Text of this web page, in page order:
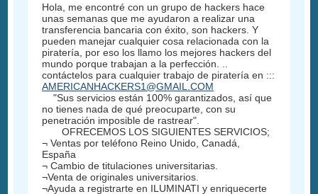
Hola, me encontré con un grupo de hackers hace
unas semanas que me ayudaron a realizar una
transferencia bancaria con éxito, son hackers. Y
pueden manejar cualquier cosa relacionada con la
piratería, por eso los llamo los mejores hackers del
mundo porque trabajan a la perfección. ..
contáctelos para cualquier trabajo de piratería en :::
AMERICANHACKERS1@GMAIL.COM
"Sus servicios están 100% garantizados, así que
no tienes nada de qué preocuparte, con su
penetración imposible de rastrear".
OFRECEMOS LOS SIGUIENTES SERVICIOS;
¬ Ventas por teléfono Reino Unido, Canadá,
España
¬ Cambio de titulaciones universitarias.
¬Venta de originales universitarios.
¬Ayuda a registrarte en ILUMINATI y enriquecerte